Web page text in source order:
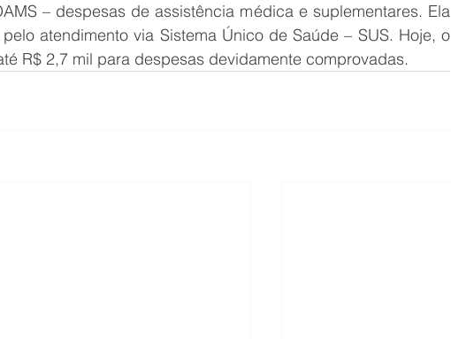
– despesas de assistência médica e suplementares. Ela
atendimento via Sistema Único de Saúde – SUS. Hoje, o
R$ 2,7 mil para despesas devidamente comprovadas.